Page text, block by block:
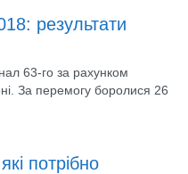
результати
63-го за рахунком
За перемогу боролися 26
потрібно